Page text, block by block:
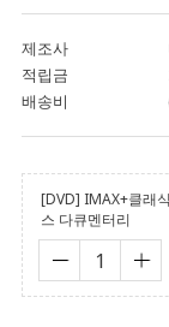
제조사
적립금
배송비
[DVD] IMAX+클래
스 다큐멘터리